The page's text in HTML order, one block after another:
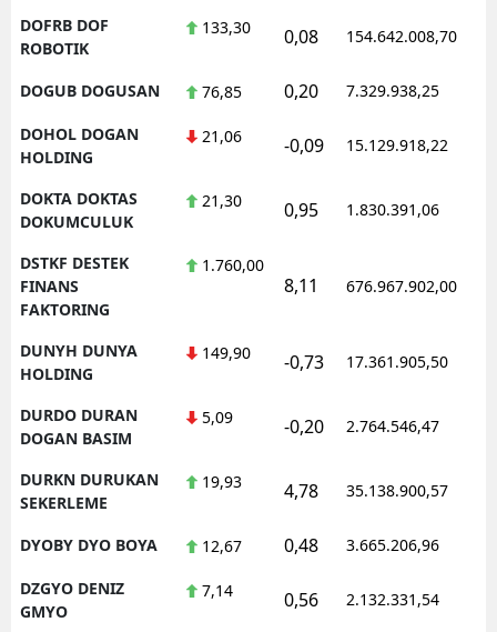
DOFRB DOF
ROBOTIK
133,30 0,08 154.642.008,70
DOGUB DOGUSAN 76,85 0,20 7.329.938,25
DOHOL DOGAN
HOLDING
21,06 -0,09 15.129.918,22
DOKTA DOKTAS
DOKUMCULUK
21,30 0,95 1.830.391,06
DSTKF DESTEK
FINANS
FAKTORING
1.760,00
8,11 676.967.902,00
DUNYH DUNYA
HOLDING
149,90 -0,73 17.361.905,50
DURDO DURAN
DOGAN BASIM
5,09 -0,20 2.764.546,47
DURKN DURUKAN
SEKERLEME
19,93 4,78 35.138.900,57
DYOBY DYO BOYA 12,67 0,48 3.665.206,96
DZGYO DENIZ
GMYO
7,14 0,56 2.132.331,54